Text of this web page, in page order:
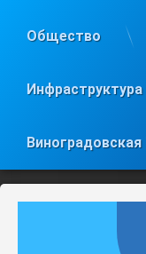
Общество
Инфраструктура